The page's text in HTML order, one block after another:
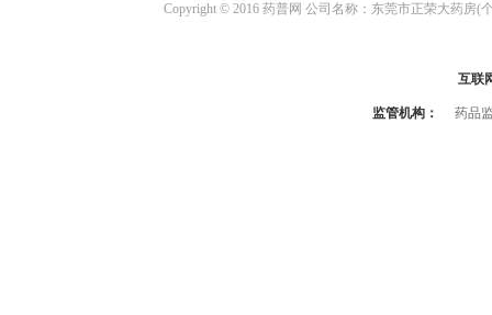
Copyright © 2016 药普网 公司名称：东莞市正荣大药房(
互联
监管机构： 药品